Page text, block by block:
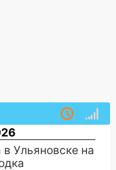
Ульяновске на